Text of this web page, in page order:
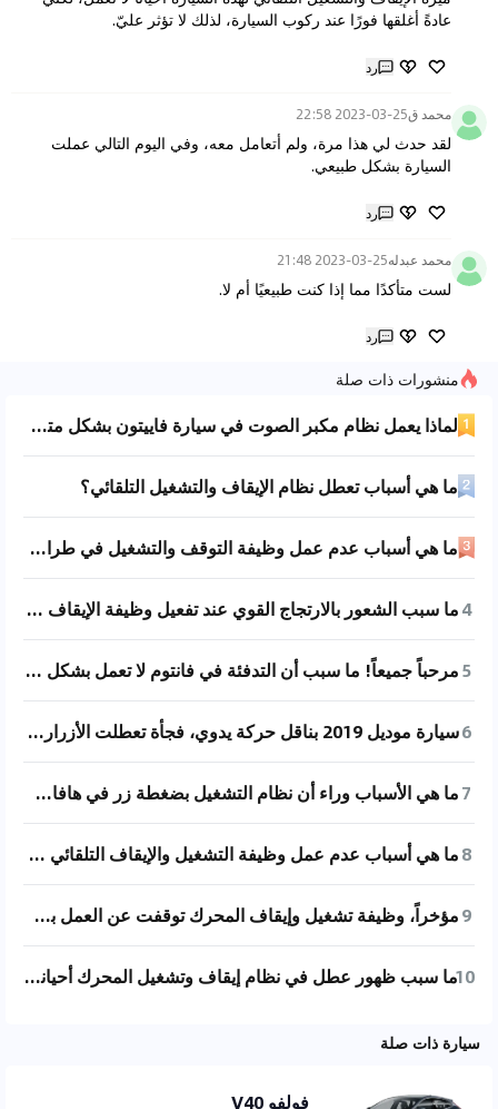
عادةً أغلقها فورًا عند ركوب السيارة، لذلك لا تؤثر عليّ.
رد
محمد ق2023-03-25 22:58
السيارة بشكل طبيعي.
رد
محمد عبدله2023-03-25 21:48
لست متأكدًا مما إذا كنت طبيعيًا أم لا.
رد
منشورات ذات صلة
لماذا يعمل نظام مكبر الصوت في سيارة فاييتون بشكل متقطع؟
ما هي أسباب تعطل نظام الإيقاف والتشغيل التلقائي؟
ما هي أسباب عدم عمل وظيفة التوقف والتشغيل في طراز 2017؟
4 ما سبب الشعور بالارتجاج القوي عند تفعيل وظيفة الإيقاف والتشغيل التلقائي في سيارة جراند شيروكي بمحرك سعة 3.0 لتر؟
5 مرحباً جميعاً! ما سبب أن التدفئة في فانتوم لا تعمل بشكل جيد؟
6 سيارة موديل 2019 بناقل حركة يدوي، فجأة تعطلت الأزرار الموجودة على عجلة القيادة. بعد إعادة الضبط وإعادة الإعداد، الأزرار ما زالت لا تستجيب. ما السبب وراء ذلك؟
7 ما هي الأسباب وراء أن نظام التشغيل بضغطة زر في هافال H2 يكون أحيانًا طبيعيًا وأحيانًا غير طبيعي؟
8 ما هي أسباب عدم عمل وظيفة التشغيل والإيقاف التلقائي في بيجو 3008 بشكل صحيح؟
9 مؤخراً، وظيفة تشغيل وإيقاف المحرك توقفت عن العمل بشكل طبيعي، والمكيف لم يكن مشغلاً أيضاً، السيارة مستخدمة لمدة ثلاث سنوات ولم تصل إلى ثلاثين ألف كيلومتر. هل يعرف أحدكم السبب؟
10 ما سبب ظهور عطل في نظام إيقاف وتشغيل المحرك أحياناً عند بدء تشغيل سيارة نيسان إكس-تريل موديل 2020؟
سيارة ذات صلة
فولفو V40